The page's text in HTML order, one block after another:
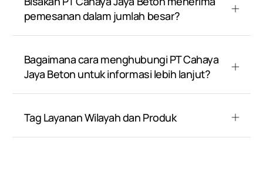
pemesanan dalam jumlah besar?
Bagaimana cara menghubungi PT Cahaya
Jaya Beton untuk informasi lebih lanjut?
Tag Layanan Wilayah dan Produk